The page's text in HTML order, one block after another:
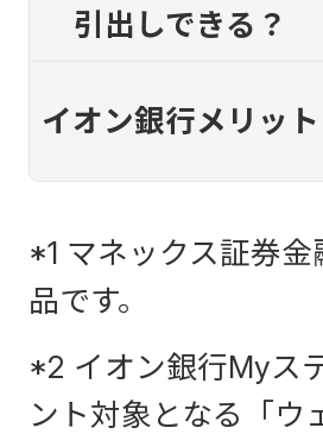
引出しできる？
イオン銀行メリット
*1 マネックス証券
品です。
*2 イオン銀行Myス
ント対象となる「ウ